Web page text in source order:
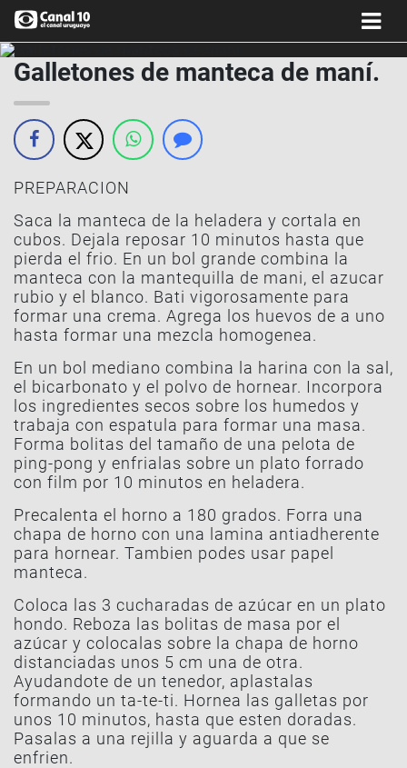
Galletones de manteca de maní.
PREPARACION
Saca la manteca de la heladera y cortala en
cubos. Dejala reposar 10 minutos hasta que
pierda el frio. En un bol grande combina la
manteca con la mantequilla de mani, el azucar
rubio y el blanco. Bati vigorosamente para
formar una crema. Agrega los huevos de a uno
hasta formar una mezcla homogenea.
En un bol mediano combina la harina con la sal,
el bicarbonato y el polvo de hornear. Incorpora
los ingredientes secos sobre los humedos y
trabaja con espatula para formar una masa.
Forma bolitas del tamaño de una pelota de
ping-pong y enfrialas sobre un plato forrado
con film por 10 minutos en heladera.
Precalenta el horno a 180 grados. Forra una
chapa de horno con una lamina antiadherente
para hornear. Tambien podes usar papel
manteca.
Coloca las 3 cucharadas de azúcar en un plato
hondo. Reboza las bolitas de masa por el
azúcar y colocalas sobre la chapa de horno
distanciadas unos 5 cm una de otra.
Ayudandote de un tenedor, aplastalas
formando un ta-te-ti. Hornea las galletas por
unos 10 minutos, hasta que esten doradas.
Pasalas a una rejilla y aguarda a que se
enfrien.